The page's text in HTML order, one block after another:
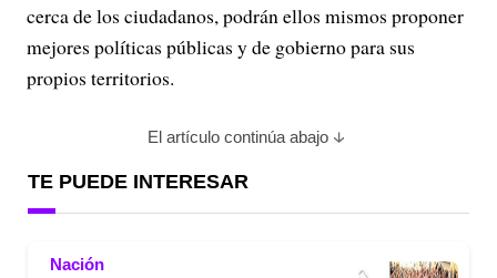
cerca de los ciudadanos, podrán ellos mismos proponer
mejores políticas públicas y de gobierno para sus
propios territorios.
El artículo continúa abajo
TE PUEDE INTERESAR
Nación